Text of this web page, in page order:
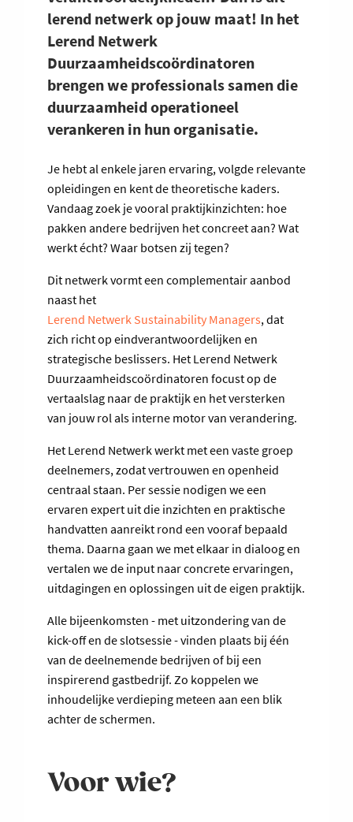
lerend netwerk op jouw maat! In het
Lerend Netwerk
Duurzaamheidscoördinatoren
brengen we professionals samen die
duurzaamheid operationeel
verankeren in hun organisatie.
Je hebt al enkele jaren ervaring, volgde relevante
opleidingen en kent de theoretische kaders.
Vandaag zoek je vooral praktijkinzichten: hoe
pakken andere bedrijven het concreet aan? Wat
werkt écht? Waar botsen zij tegen?
Dit netwerk vormt een complementair aanbod
naast het
Lerend Netwerk Sustainability Managers, dat
zich richt op eindverantwoordelijken en
strategische beslissers. Het Lerend Netwerk
Duurzaamheidscoördinatoren focust op de
vertaalslag naar de praktijk en het versterken
van jouw rol als interne motor van verandering.
Het Lerend Netwerk werkt met een vaste groep
deelnemers, zodat vertrouwen en openheid
centraal staan. Per sessie nodigen we een
ervaren expert uit die inzichten en praktische
handvatten aanreikt rond een vooraf bepaald
thema. Daarna gaan we met elkaar in dialoog en
vertalen we de input naar concrete ervaringen,
uitdagingen en oplossingen uit de eigen praktijk.
Alle bijeenkomsten - met uitzondering van de
kick-off en de slotsessie - vinden plaats bij één
van de deelnemende bedrijven of bij een
inspirerend gastbedrijf. Zo koppelen we
inhoudelijke verdieping meteen aan een blik
achter de schermen.
Voor wie?